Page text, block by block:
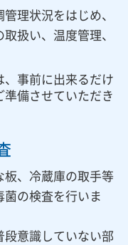
理状況をはじめ、
扱い、温度管理、
事前に出来るだけ
備させていただき
、冷蔵庫の取手等
の検査を行いま
意識していない部